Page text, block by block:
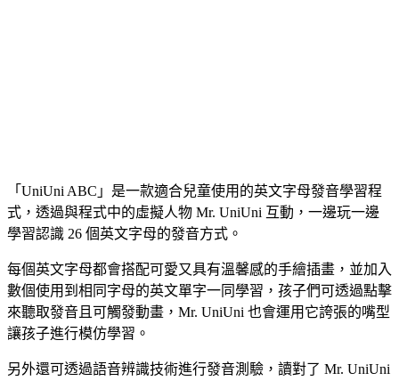
「UniUni ABC」是一款適合兒童使用的英文字母發音學習程
式，透過與程式中的虛擬人物 Mr. UniUni 互動，一邊玩一邊
學習認識 26 個英文字母的發音方式。
每個英文字母都會搭配可愛又具有溫馨感的手繪插畫，並加入
數個使用到相同字母的英文單字一同學習，孩子們可透過點擊
來聽取發音且可觸發動畫，Mr. UniUni 也會運用它誇張的嘴型
讓孩子進行模仿學習。
另外還可透過語音辨識技術進行發音測驗，讀對了 Mr. UniUni